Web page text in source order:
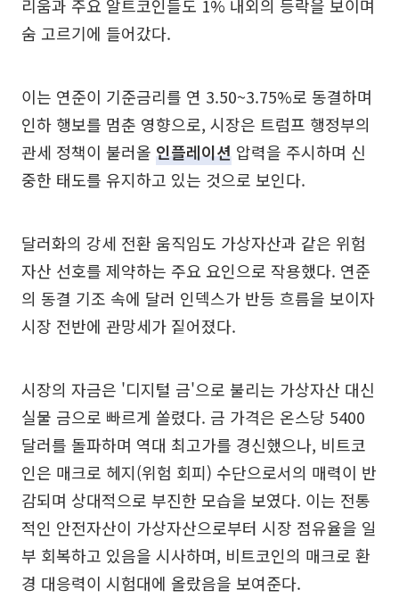
리움과 주요 알트코인들도 1% 내외의 등락을 보이며
숨 고르기에 들어갔다.
이는 연준이 기준금리를 연 3.50~3.75%로 동결하며
인하 행보를 멈춘 영향으로, 시장은 트럼프 행정부의
관세 정책이 불러올 인플레이션 압력을 주시하며 신
중한 태도를 유지하고 있는 것으로 보인다.
달러화의 강세 전환 움직임도 가상자산과 같은 위험
자산 선호를 제약하는 주요 요인으로 작용했다. 연준
의 동결 기조 속에 달러 인덱스가 반등 흐름을 보이자
시장 전반에 관망세가 짙어졌다.
시장의 자금은 '디지털 금'으로 불리는 가상자산 대신
실물 금으로 빠르게 쏠렸다. 금 가격은 온스당 5400
달러를 돌파하며 역대 최고가를 경신했으나, 비트코
인은 매크로 헤지(위험 회피) 수단으로서의 매력이 반
감되며 상대적으로 부진한 모습을 보였다. 이는 전통
적인 안전자산이 가상자산으로부터 시장 점유율을 일
부 회복하고 있음을 시사하며, 비트코인의 매크로 환
경 대응력이 시험대에 올랐음을 보여준다.